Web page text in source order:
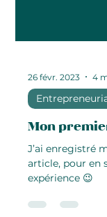
26 févr. 2023 4
Entrepreneuriat
Mon
J’ai enregistré mon
article, pour en
expérience 😉